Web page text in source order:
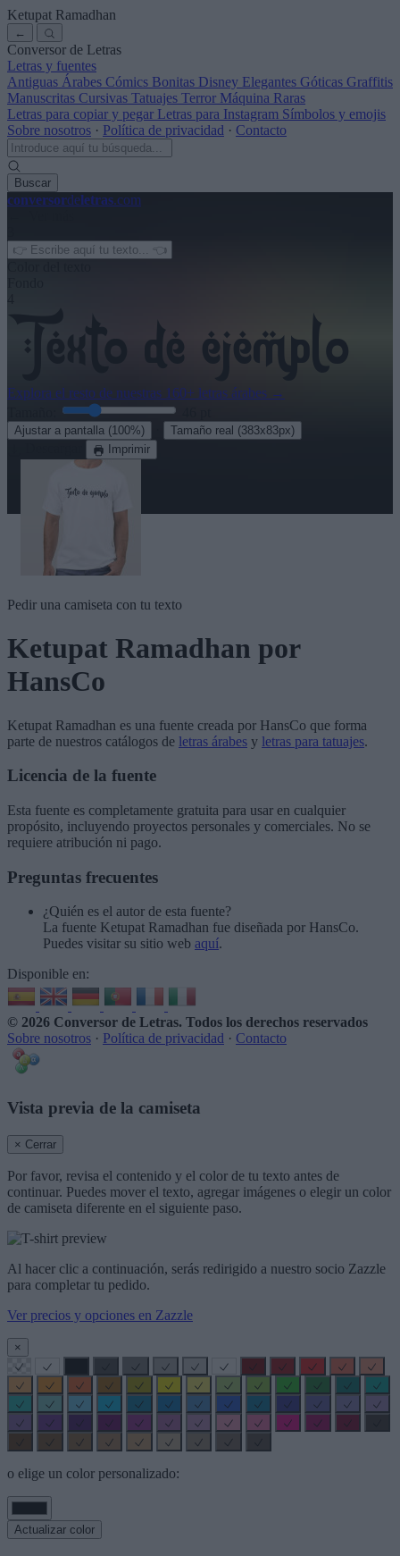
Ketupat Ramadhan
←
Conversor de Letras
Letras y fuentes
Antiguas Árabes Cómics Bonitas Disney Elegantes Góticas Graffitis
Manuscritas Cursivas Tatuajes Terror Máquina Raras
Letras para copiar y pegar Letras para Instagram Símbolos y emojis
Sobre nosotros · Política de privacidad · Contacto
Buscar
conversordeletras.com
Explora el resto de nuestras 160+ letras árabes →
Ajustar a pantalla (100%) Tamaño real (383x83px)
Imprimir
Pedir una camiseta con tu texto
Ketupat Ramadhan por
HansCo
Ketupat Ramadhan es una fuente creada por HansCo que forma
parte de nuestros catálogos de letras árabes y letras para tatuajes.
Licencia de la fuente
Esta fuente es completamente gratuita para usar en cualquier
propósito, incluyendo proyectos personales y comerciales. No se
requiere atribución ni pago.
Preguntas frecuentes
¿Quién es el autor de esta fuente?
La fuente Ketupat Ramadhan fue diseñada por HansCo.
Puedes visitar su sitio web aquí.
Disponible en:
© 2026 Conversor de Letras. Todos los derechos reservados
Sobre nosotros · Política de privacidad · Contacto
Vista previa de la camiseta
× Cerrar
Por favor, revisa el contenido y el color de tu texto antes de
continuar. Puedes mover el texto, agregar imágenes o elegir un color
de camiseta diferente en el siguiente paso.
Al hacer clic a continuación, serás redirigido a nuestro socio Zazzle
para completar tu pedido.
Ver precios y opciones en Zazzle
×
o elige un color personalizado:
Actualizar color